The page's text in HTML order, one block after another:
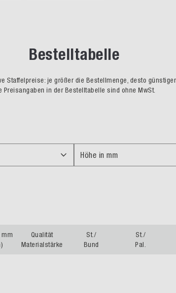
Bestelltabelle
Staffelpreise: je größer die Bestellmenge, desto
Preisangaben in der Bestelltabelle sind ohne MwSt.
Höhe in mm
mm
Qualität
Materialstärke
St./
Bund
St./
Pal.